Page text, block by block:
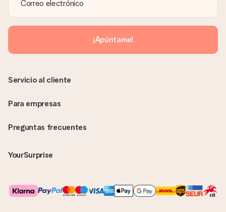
¿Se envía la factura junto con el pedido?
La factura y cualquier otra información relativa a tu regalo se
enviará únicamente por correo electrónico. El regalo se enviará
sin ninguna información adicional Así, evitaremos que la
persona que recibe el regalo la vea. ¡No le enviaremos nada
más que su increíble regalo! ¿Quieres que sepa quién se lo
¡Apúntame!
Preguntas frecuentes
YourSurprise
Servicio al cliente
Para empresas